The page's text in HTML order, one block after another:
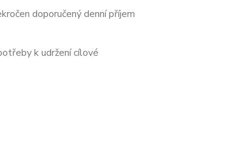
doporučený denní příjem
k udržení cílové